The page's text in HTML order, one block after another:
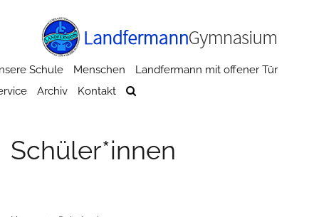
Schule Menschen
Landfermann mit offener Tür
Archiv Kontakt
Schüler*innen